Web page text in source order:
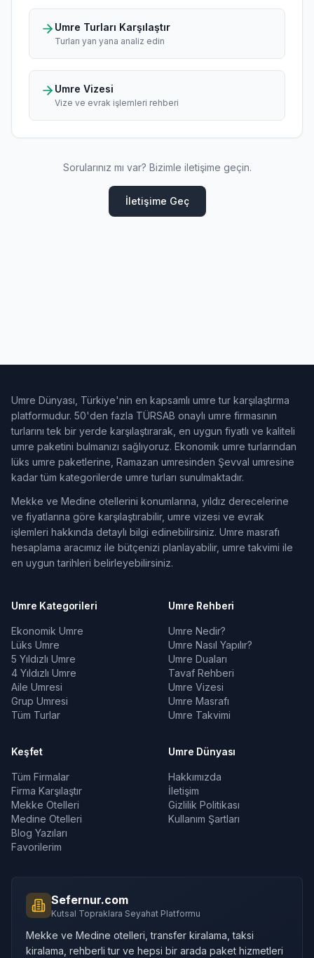
Umre Turları Karşılaştır
Turları yan yana analiz edin
Umre Vizesi
Vize ve evrak işlemleri rehberi
Sorularınız mı var? Bizimle iletişime geçin.
İletişime Geç
Umre Dünyası, Türkiye'nin en kapsamlı umre tur karşılaştırma
platformudur. 50'den fazla TÜRSAB onaylı umre firmasının
turlarını tek bir yerde karşılaştırarak, en uygun fiyatlı ve kaliteli
umre paketini bulmanızı sağlıyoruz. Ekonomik umre turlarından
lüks umre paketlerine, Ramazan umresinden Şevval umresine
kadar tüm kategorilerde umre turları sunulmaktadır.
Mekke ve Medine otellerini konumlarına, yıldız derecelerine
ve fiyatlarına göre karşılaştırabilir, umre vizesi ve evrak
işlemleri hakkında detaylı bilgi edinebilirsiniz. Umre masrafı
hesaplama aracımız ile bütçenizi planlayabilir, umre takvimi ile
en uygun tarihleri belirleyebilirsiniz.
Umre Kategorileri
Ekonomik Umre
Lüks Umre
5 Yıldızlı Umre
4 Yıldızlı Umre
Aile Umresi
Grup Umresi
Tüm Turlar
Umre Rehberi
Umre Nedir?
Umre Nasıl Yapılır?
Umre Duaları
Tavaf Rehberi
Umre Vizesi
Umre Masrafı
Umre Takvimi
Keşfet
Tüm Firmalar
Firma Karşılaştır
Mekke Otelleri
Medine Otelleri
Blog Yazıları
Favorilerim
Umre Dünyası
Hakkımızda
İletişim
Gizlilik Politikası
Kullanım Şartları
Sefernur.com
Kutsal Topraklara Seyahat Platformu
Mekke ve Medine otelleri, transfer kiralama, taksi
kiralama, rehberli tur ve hepsi bir arada paket hizmetleri